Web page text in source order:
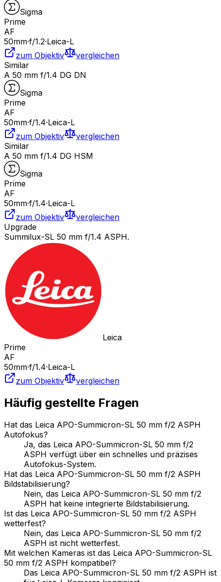
Sigma
Prime
AF
50mm·f/1.2·Leica-L
zum Objektiv
vergleichen
Similar
A 50 mm f/1.4 DG DN
Sigma
Prime
AF
50mm·f/1.4·Leica-L
zum Objektiv
vergleichen
Similar
A 50 mm f/1.4 DG HSM
Sigma
Prime
AF
50mm·f/1.4·Leica-L
zum Objektiv
vergleichen
Upgrade
Summilux-SL 50 mm f/1.4 ASPH.
Leica
Prime
AF
50mm·f/1.4·Leica-L
zum Objektiv
vergleichen
Häufig gestellte Fragen
Hat das Leica APO-Summicron-SL 50 mm f/2 ASPH
Autofokus?
Ja, das Leica APO-Summicron-SL 50 mm f/2
ASPH verfügt über ein schnelles und präzises
Autofokus-System.
Hat das Leica APO-Summicron-SL 50 mm f/2 ASPH
Bildstabilisierung?
Nein, das Leica APO-Summicron-SL 50 mm f/2
ASPH hat keine integrierte Bildstabilisierung.
Ist das Leica APO-Summicron-SL 50 mm f/2 ASPH
wetterfest?
Nein, das Leica APO-Summicron-SL 50 mm f/2
ASPH ist nicht wetterfest.
Mit welchen Kameras ist das Leica APO-Summicron-SL
50 mm f/2 ASPH kompatibel?
Das Leica APO-Summicron-SL 50 mm f/2 ASPH ist